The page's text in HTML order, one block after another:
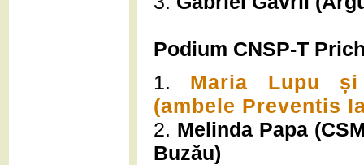
Podium CNSP-T
1. Maria Lupu
(ambele Preventis
2. Melinda Papa
Buzău)